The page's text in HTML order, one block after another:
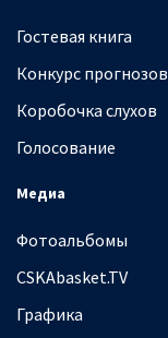
Гостевая книга
Конкурс прогнозов
Коробочка слухов
Голосование
Медиа
Фотоальбомы
CSKAbasket.TV
Графика